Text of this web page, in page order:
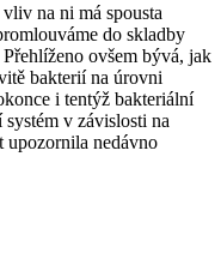
na ni má spousta
do skladby
ovšem bývá, jak
bakterií na úrovni
i tentýž bakteriální
v závislosti na
upozornila nedávno